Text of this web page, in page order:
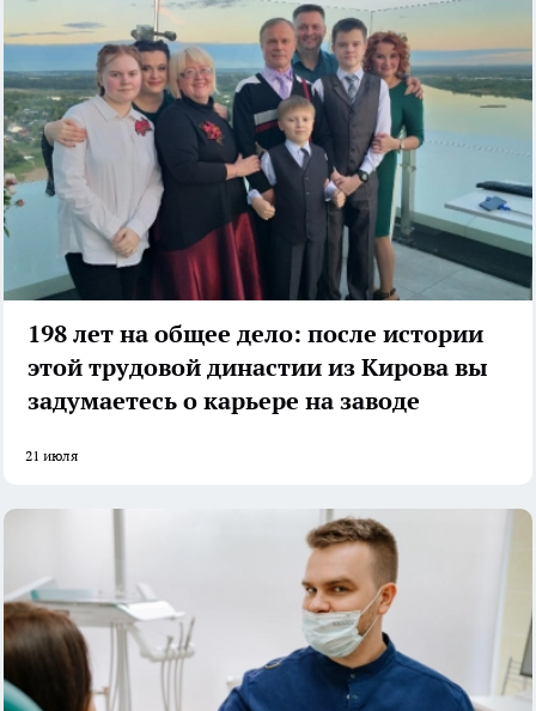
198 лет на общее дело: после истории
этой трудовой династии из Кирова вы
задумаетесь о карьере на заводе
21 июля